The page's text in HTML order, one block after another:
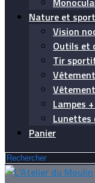
Nature et sport
Vision
Outils et
Tir
Lampes
Lunettes
Panier